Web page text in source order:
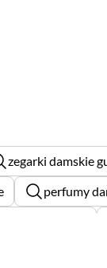
zegarki damskie
perfumy